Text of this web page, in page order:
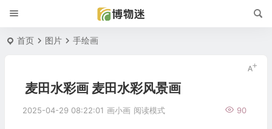
首页 图片 手绘画
麦田水彩画 麦田水彩风景画
2025-04-29 08:22:01 画小画 90
阅读模式